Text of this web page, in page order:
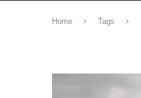
Home Tags